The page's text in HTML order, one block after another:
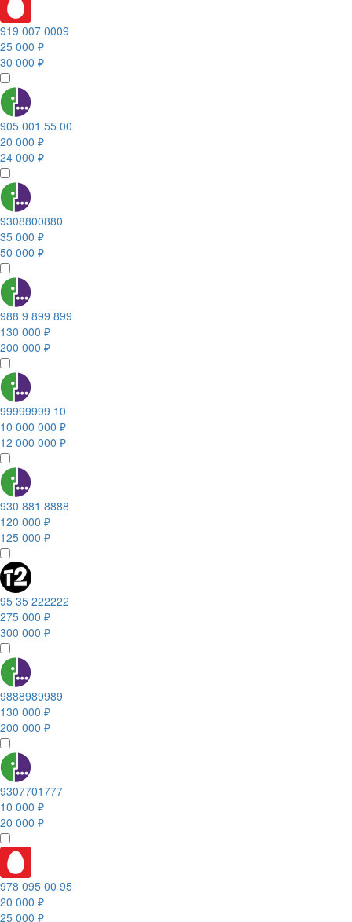
919 007 0009
25 000 ₽
30 000 ₽
905 001 55 00
20 000 ₽
24 000 ₽
9308800880
35 000 ₽
50 000 ₽
988 9 899 899
130 000 ₽
200 000 ₽
99999999 10
10 000 000 ₽
12 000 000 ₽
930 881 8888
120 000 ₽
125 000 ₽
95 35 222222
275 000 ₽
300 000 ₽
9888989989
130 000 ₽
200 000 ₽
9307701777
10 000 ₽
20 000 ₽
978 095 00 95
20 000 ₽
25 000 ₽